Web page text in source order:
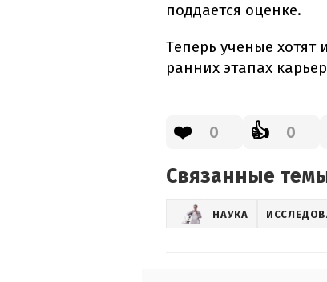
поддается оценке.
Теперь ученые хотят
ранних этапах
❤️ 0 👍 0
Связанные
НАУКА